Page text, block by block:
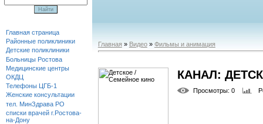
Главная страница
Районные поликлиники
Детские поликлиники
Больницы Ростова
Медицинские центры
ОКДЦ
Телефоны ЦГБ-1
Женские консультации
тел. МинЗдрава РО
списки врачей г.Ростова-
на-Дону
Главная » Видео» Фильмы и анимация
КАНАЛ:
Просмотры: 0